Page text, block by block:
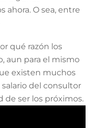
ahora. O sea, entre
qué razón los
aun para el mismo
existen muchos
del consultor
de ser los próximos.